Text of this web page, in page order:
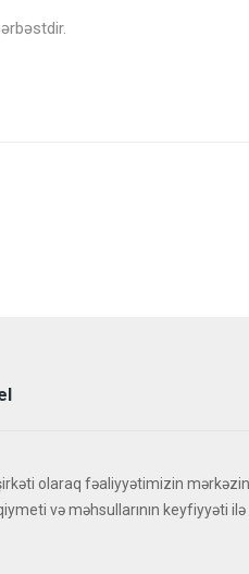
olaraq fəaliyyətimizin
və məhsullarının keyfiyyəti ilə